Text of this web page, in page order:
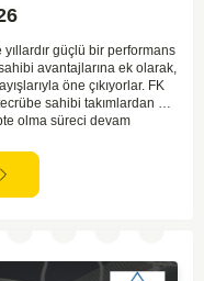
güçlü bir performans
avantajlarına ek olarak,
öne çıkıyorlar. FK
sahibi takımlardan biri
olma süreci devam
göz önüne
geçebilir. Bu faktörlerle
görünüyor.